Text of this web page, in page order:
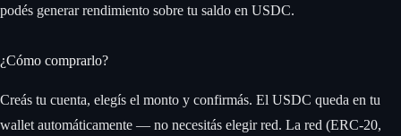
podés generar rendimiento sobre tu saldo en USDC.
¿Cómo comprarlo?
Creás tu cuenta, elegís el monto y confirmás. El USDC queda en tu
wallet automáticamente — no necesitás elegir red. La red (ERC-20,